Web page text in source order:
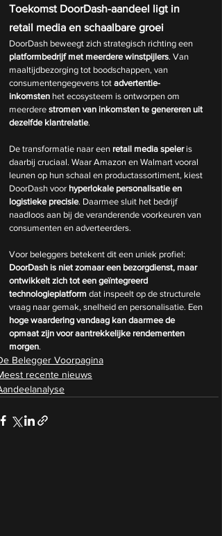
Toekomst DoorDash-aandeel ligt in
retail media en schaalbare groei
DoorDash beweegt zich strategisch richting een
platformbedrijf met meerdere winstpijlers. Van
maaltijdbezorging tot boodschappen, van
consumentengegevens tot advertentie-
inkomsten het ecosysteem is ontworpen om
meerdere stromen van inkomsten te genereren uit
dezelfde klantrelatie.
De transformatie naar een retail media speler is
daarbij cruciaal. Waar Amazon en Walmart vooral
leunen op hun schaal en productassortiment, kiest
DoorDash voor hyperlokale personalisatie en
logistieke precisie. Daarmee sluit het bedrijf
naadloos aan bij de veranderende voorkeuren van
consumenten en adverteerders.
Voor beleggers betekent dit een uniek profiel:
DoorDash is niet zomaar een bezorgdienst, maar
ontwikkelt zich tot een geïntegreerd
technologieplatform dat inspeelt op de structurele
vraag naar gemak, snelheid en personalisatie. Een
hoge waardering vandaag kan daarmee de
opmaat zijn voor aantrekkelijke rendementen
morgen.
Belegger Voorpagina
recente nieuws